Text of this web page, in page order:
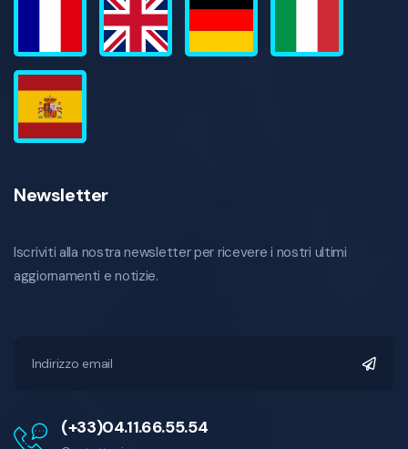
Newsletter
Iscriviti alla nostra newsletter per ricevere i nostri ultimi
aggiornamenti e notizie.
(+33)04.11.66.55.54